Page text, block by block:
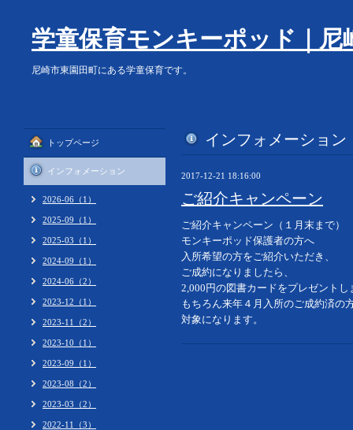
学童保育モンキーポッド｜尼
尼崎市東園田町にある学童保育です。
インフォメーション
2017-12-21 18:16:00
ご紹介キャンペーン
ご紹介キャンペーン（１月末まで）
モンキーポッド保護者の方へ
入所希望の方をご紹介いただき、
ご成約になりましたら、
2,000円の図書カードをプレゼントし
もちろん来年４月入所のご成約済の
対象になります。
トップページ
インフォメーション
2026-06（1）
2025-09（1）
2025-03（1）
2024-09（1）
2024-06（2）
2023-12（1）
2023-11（2）
2023-10（1）
2023-09（1）
2023-08（2）
2023-03（2）
2022-11（3）